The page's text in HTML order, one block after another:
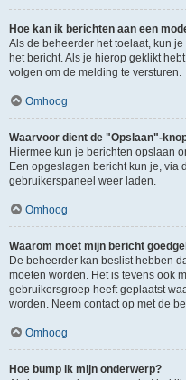
Hoe kan ik berichten aan een
Als de beheerder het toelaat, kun
het bericht. Als je hierop geklikt
volgen om de melding te versturen.
Omhoog
Waarvoor dient de "Opslaan"-
Hiermee kun je berichten opslaan
Een opgeslagen bericht kun je, via
gebruikerspaneel weer laden.
Omhoog
Waarom moet mijn bericht
De beheerder kan beslist hebben
moeten worden. Het is tevens ook
gebruikersgroep heeft geplaatst
worden. Neem contact op met de
Omhoog
Hoe bump ik mijn onderwerp?